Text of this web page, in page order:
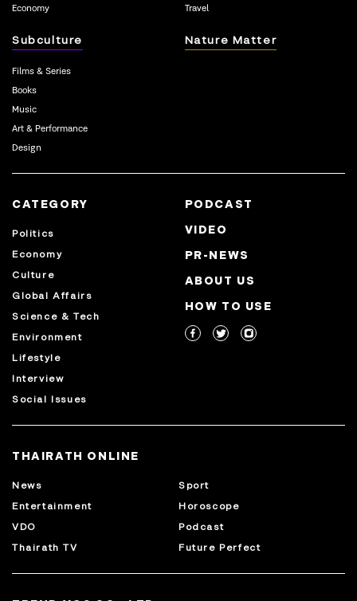
Economy
Travel
Subculture
Films & Series
Books
Music
Art & Performance
Design
Nature Matter
CATEGORY
Politics
Economy
Culture
Global Affairs
Science & Tech
Environment
Lifestyle
Interview
Social Issues
PODCAST
VIDEO
PR-NEWS
ABOUT US
HOW TO USE
THAIRATH ONLINE
News
Sport
Entertainment
Horoscope
VDO
Podcast
Thairath TV
Future Perfect